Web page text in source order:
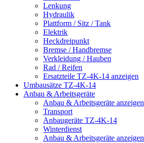
Lenkung
Hydraulik
Plattform / Sitz / Tank
Elektrik
Heckdreipunkt
Bremse / Handbremse
Verkleidung / Hauben
Rad / Reifen
Ersatzteile TZ-4K-14 anzeigen
Umbausätze TZ-4K-14
Anbau & Arbeitsgeräte
Anbau & Arbeitsgeräte anzeigen
Transport
Anbaugeräte TZ-4K-14
Winterdienst
Anbau & Arbeitsgeräte anzeigen